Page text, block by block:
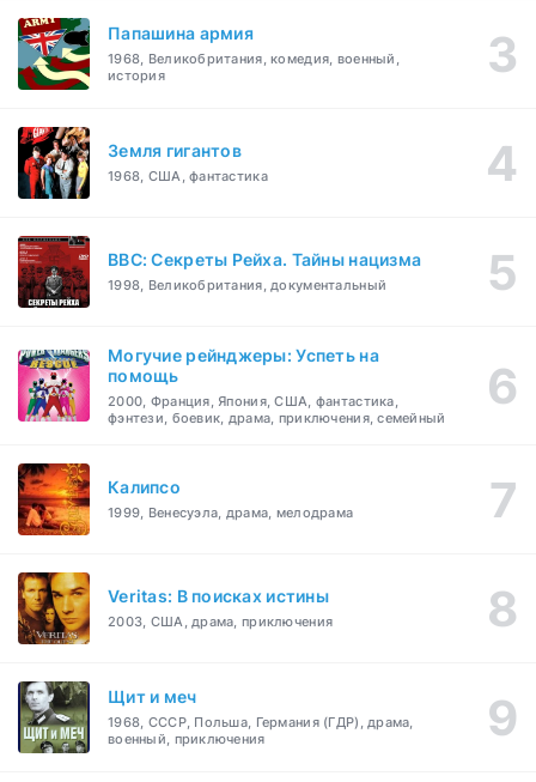
Папашина армия
1968, Великобритания, комедия, военный,
история
Земля гигантов
1968, США, фантастика
BBC: Секреты Рейха. Тайны нацизма
1998, Великобритания, документальный
Могучие рейнджеры: Успеть на
помощь
2000, Франция, Япония, США, фантастика,
фэнтези, боевик, драма, приключения, семейный
Калипсо
1999, Венесуэла, драма, мелодрама
Veritas: В поисках истины
2003, США, драма, приключения
Щит и меч
1968, СССР, Польша, Германия (ГДР), драма,
военный, приключения